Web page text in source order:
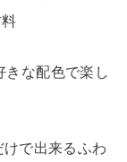
きな配色で楽し